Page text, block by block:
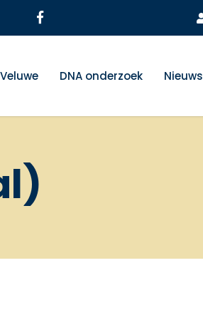
DNA onderzoek Nieuws